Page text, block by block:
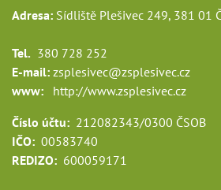
Adresa: Sídliště Plešivec 249, 381 01
Tel. 380 728 252
E-mail: zsplesivec@zsplesivec.cz
www: http://www.zsplesivec.cz
Číslo účtu: 212082343/0300 ČSOB
IČO: 00583740
REDIZO: 600059171